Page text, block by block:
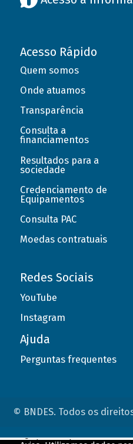
Acesso Rápido
Quem somos
Onde atuamos
Transparência
Consulta a
financiamentos
Resultados para a
sociedade
Credenciamento de
Equipamentos
Consulta PAC
Moedas contratuais
Redes Sociais
YouTube
Instagram
Ajuda
Perguntas frequentes
© BNDES. Todos os